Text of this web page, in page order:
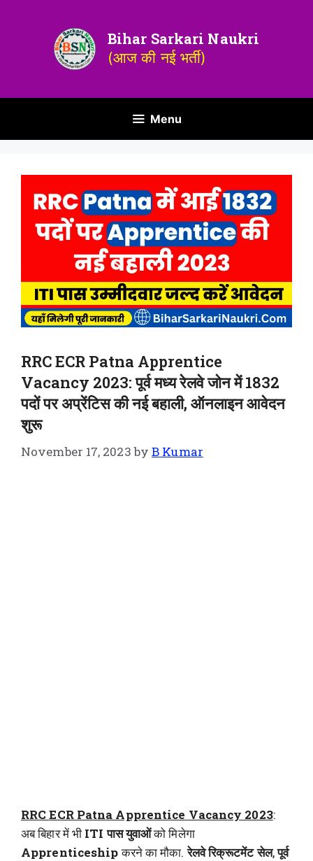
Bihar Sarkari Naukri
(आज की नई भर्ती)
Menu
RRC ECR Patna Apprentice
Vacancy 2023: पूर्व मध्य रेलवे जोन में 1832
पदों पर अप्रेंटिस की नई बहाली, ऑनलाइन आवेदन
शुरू
November 17, 2023 byB Kumar
RRC ECR Patna Apprentice Vacancy 2023:
अब बिहार में भी ITI पास युवाओंको मिलेगा
Apprenticeshipकरने का मौका.रेलवे रिक्रूटमेंट सेल,पूर्व